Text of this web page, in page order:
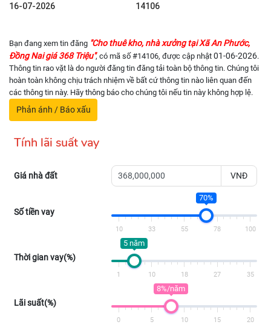
16-07-2026 14106
Bạn đang xem tin đăng "Cho thuê kho, nhà xưởng tại Xã An Phước,
Đồng Nai giá 368 Triệu", có mã số #14106, được cập nhật 01-06-2026.
Thông tin rao vặt là do người đăng tin đăng tải toàn bộ thông tin. Chúng tôi
hoàn toàn không chịu trách nhiệm về bất cứ thông tin nào liên quan đến
các thông tin này. Hãy thông báo cho chúng tôi nếu tin này không hợp lệ.
Phản ánh / Báo xấu
Tính lãi suất vay
Giá nhà đất VNĐ
Số tiền vay
70%
10 33 55 78 100
Thời gian vay(%)
5 năm
1 10 18 27 35
Lãi suất(%)
8%/năm
0 5 10 15 20